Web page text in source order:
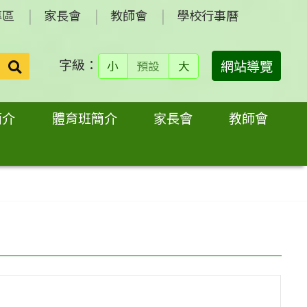
家長會 教師會 學校行事曆
搜
尋：
字級： 小 預設 大 網站導覽
體育班簡介 家長會 教師會